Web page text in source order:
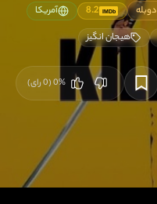
دوبله IMDb
8.2
آمریکا
هیجان انگیز
0%
(
0رای)